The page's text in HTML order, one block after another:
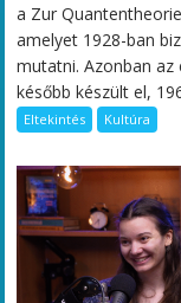
a Zur
amelyet 1928-ban
mutatni. Azonban
később készült el,
Eltekintés Kultúra